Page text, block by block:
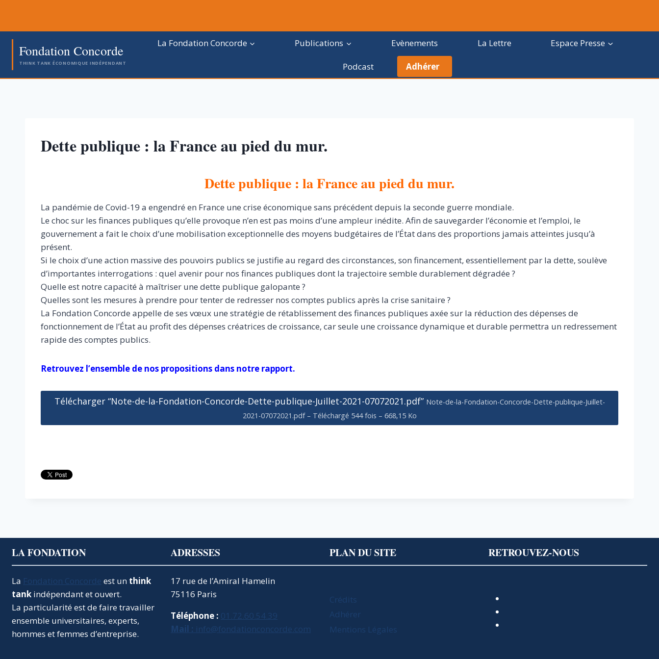
contenu
Fondation Concorde
THINK TANK ÉCONOMIQUE INDÉPENDANT
La Fondation Concorde Publications Evènements La Lettre Espace Presse
Podcast Adhérer
Dette publique : la France au pied du mur.
Dette publique : la France au pied du mur.
La pandémie de Covid-19 a engendré en France une crise économique sans précédent depuis la seconde guerre mondiale.
Le choc sur les finances publiques qu’elle provoque n’en est pas moins d’une ampleur inédite. Afin de sauvegarder l’économie et l’emploi, le
gouvernement a fait le choix d’une mobilisation exceptionnelle des moyens budgétaires de l’État dans des proportions jamais atteintes jusqu’à
présent.
Si le choix d’une action massive des pouvoirs publics se justifie au regard des circonstances, son financement, essentiellement par la dette, soulève
d’importantes interrogations : quel avenir pour nos finances publiques dont la trajectoire semble durablement dégradée ?
Quelle est notre capacité à maîtriser une dette publique galopante ?
Quelles sont les mesures à prendre pour tenter de redresser nos comptes publics après la crise sanitaire ?
La Fondation Concorde appelle de ses vœux une stratégie de rétablissement des finances publiques axée sur la réduction des dépenses de
fonctionnement de l’État au profit des dépenses créatrices de croissance, car seule une croissance dynamique et durable permettra un redressement
rapide des comptes publics.
Retrouvez l’ensemble de nos propositions dans notre rapport.
Télécharger “Note-de-la-Fondation-Concorde-Dette-publique-Juillet-2021-07072021.pdf” Note-de-la-Fondation-Concorde-Dette-publique-Juillet-
2021-07072021.pdf – Téléchargé 544 fois – 668,15 Ko
LA FONDATION
La Fondation Concorde est un think
tank indépendant et ouvert.
La particularité est de faire travailler
ensemble universitaires, experts,
hommes et femmes d’entreprise.
ADRESSES
17 rue de l’Amiral Hamelin
75116 Paris
Téléphone : 01.72.60.54.39
Mail : info@fondationconcorde.com
PLAN DU SITE
Crédits
Adhérer
Mentions Légales
RETROUVEZ-NOUS